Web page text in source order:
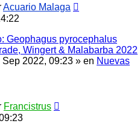
Acuario Malaga
Geophagus pyrocephalus
Wingert & Malabarba 2022
Sep 2022, 09:23 » en Nuevas
Francistrus